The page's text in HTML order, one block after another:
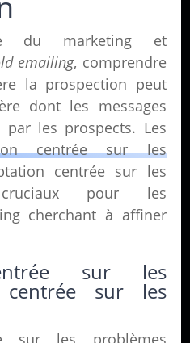
du marketing et
emailing, comprendre
la prospection peut
dont les messages
les prospects. Les
centrée sur les
centrée sur les
pour les
cherchant à affiner
sur les
centrée sur les
sur les problèmes